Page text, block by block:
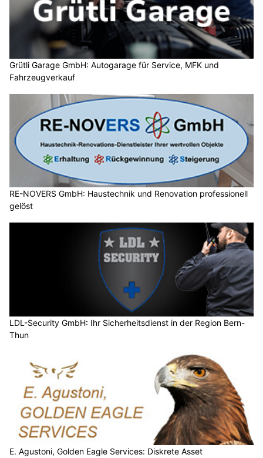
Grütli Garage GmbH: Autogarage für Service, MFK und
Fahrzeugverkauf
RE-NOVERS GmbH: Haustechnik und Renovation professionell
gelöst
LDL-Security GmbH: Ihr Sicherheitsdienst in der Region Bern-
Thun
E. Agustoni, Golden Eagle Services: Diskrete Asset